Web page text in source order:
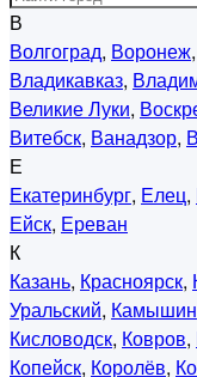
В
Волгоград, Воронеж,
Владикавказ,
Великие Луки,
Витебск, Ванадзор,
Е
Екатеринбург, Елец,
Ейск, Ереван
К
Казань, Красноярск,
Уральский, Камышин
Кисловодск, Ковров,
Копейск, Королёв,